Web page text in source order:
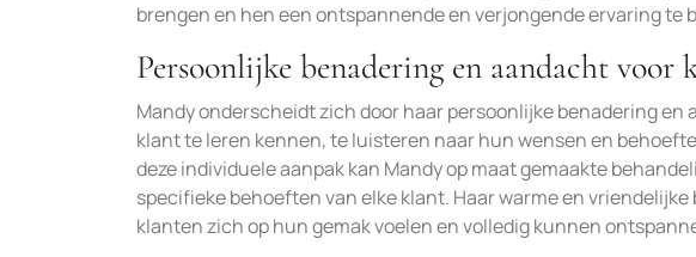
brengen en hen een ontspannende en verjongende ervaring te
Persoonlijke benadering en aandacht voor
Mandy onderscheidt zich door haar persoonlijke benadering
klant te leren kennen, te luisteren naar hun wensen en
deze individuele aanpak kan Mandy op maat gemaakte
specifieke behoeften van elke klant. Haar warme en
klanten zich op hun gemak voelen en volledig kunnen